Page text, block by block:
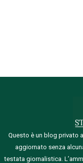
Questo è un blog privato
aggiornato senza
testata giornalistica.